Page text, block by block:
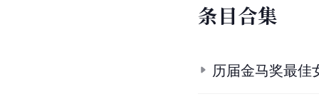
条目合集
历届金马奖最佳